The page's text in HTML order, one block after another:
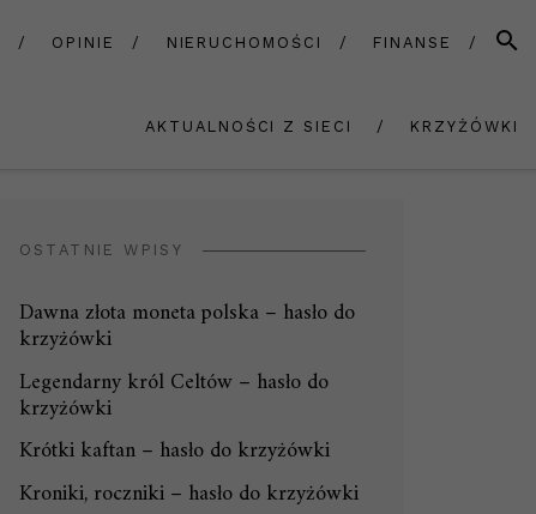
OPINIE NIERUCHOMOŚCI FINANSE
AKTUALNOŚCI Z SIECI KRZYŻÓWKI
OSTATNIE WPISY
Dawna złota moneta polska – hasło do
krzyżówki
Legendarny król Celtów – hasło do
krzyżówki
Krótki kaftan – hasło do krzyżówki
Kroniki, roczniki – hasło do krzyżówki